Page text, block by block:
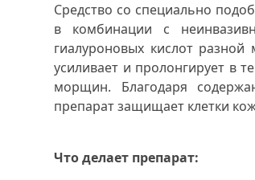
Средство со специально
в комбинации с
гиалуроновых кислот
усиливает и пролонгирует в
морщин. Благодаря
препарат защищает клетки
Что делает препарат: